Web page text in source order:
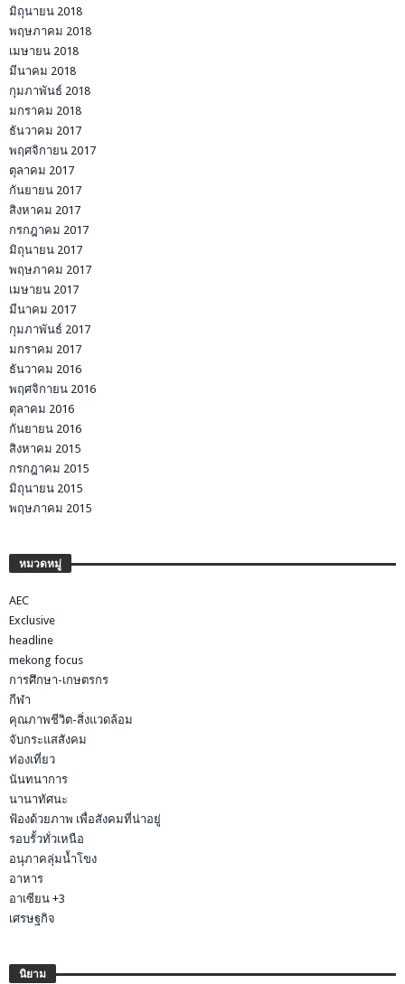
มิถุนายน 2018
พฤษภาคม 2018
เมษายน 2018
มีนาคม 2018
กุมภาพันธ์ 2018
มกราคม 2018
ธันวาคม 2017
พฤศจิกายน 2017
ตุลาคม 2017
กันยายน 2017
สิงหาคม 2017
กรกฎาคม 2017
มิถุนายน 2017
พฤษภาคม 2017
เมษายน 2017
มีนาคม 2017
กุมภาพันธ์ 2017
มกราคม 2017
ธันวาคม 2016
พฤศจิกายน 2016
ตุลาคม 2016
กันยายน 2016
สิงหาคม 2015
กรกฎาคม 2015
มิถุนายน 2015
พฤษภาคม 2015
หมวดหมู่
AEC
Exclusive
headline
mekong focus
การศึกษา-เกษตรกร
กีฬา
คุณภาพชีวิต-สิ่งแวดล้อม
จับกระแสสังคม
ท่องเที่ยว
นันทนาการ
นานาทัศนะ
ฟ้องด้วยภาพ เพื่อสังคมที่น่าอยู่
รอบรั้วทั่วเหนือ
อนุภาคลุ่มน้ำโขง
อาหาร
อาเซียน +3
เศรษฐกิจ
นิยาม